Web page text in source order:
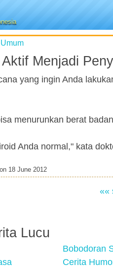
Menjadi
yang ingin Anda
menurunkan berat
Anda normal," kata
18 June 2012
««
Lucu
Bobodoran
Cerita